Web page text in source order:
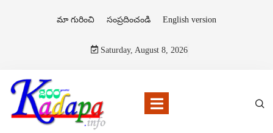
మా గురించి సంప్రదించండి English version
Saturday, August 8, 2026